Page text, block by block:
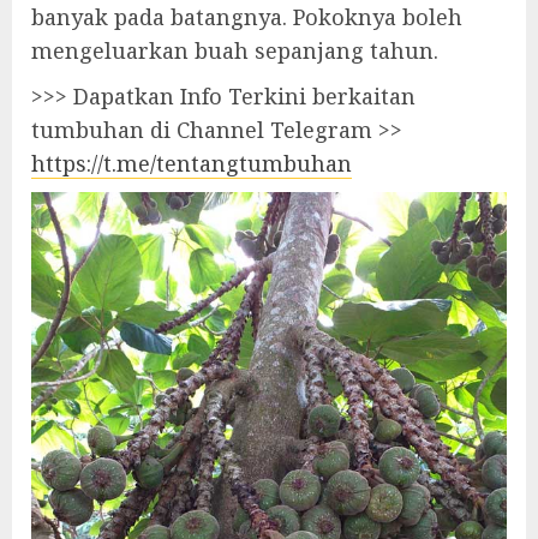
banyak pada batangnya. Pokoknya boleh
mengeluarkan buah sepanjang tahun.
>>> Dapatkan Info Terkini berkaitan
tumbuhan di Channel Telegram >>
https://t.me/tentangtumbuhan